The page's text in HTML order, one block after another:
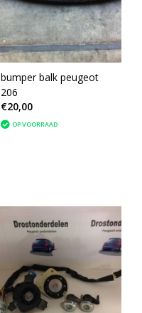
bumper balk peugeot
206
€20,00
OP VOORRAAD